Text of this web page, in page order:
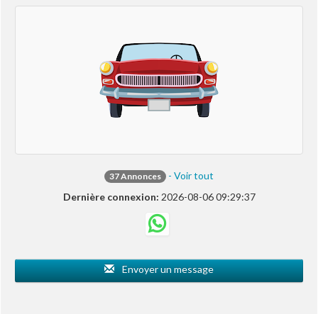
37 Annonces
- Voir tout
Dernière connexion: 2026-08-06 09:29:37
Envoyer un message